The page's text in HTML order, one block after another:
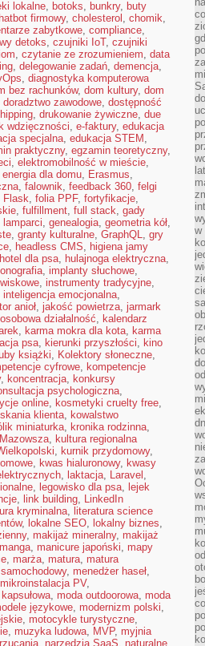
lokalne, botoks, bunkry, buty
firmowy, cholesterol , chomik,
zabytkowe, compliance,
detoks, czujniki IoT, czujniki
, czytanie ze zrozumieniem, data
, delegowanie zadań, demencja,
, diagnostyka komputerowa
bez rachunków, dom kultury, dom
doradztwo zawodowe, dostępność
, drukowanie żywiczne, due
wdzięczności, e-faktury, edukacja
specjalna, edukacja STEM ,
praktyczny, egzamin teoretyczny,
, elektromobilność w mieście,
energia dla domu, Erasmus,
, falownik, feedback 360, felgi
Flask, folia PPF, fortyfikacje,
, fulfillment, full stack, gady
lamparci, genealogia, geometria kół,
, granty kulturalne, GraphQL, gry
, headless CMS, higiena jamy
hotel dla psa, hulajnoga elektryczna,
, implanty słuchowe,
, instrumenty tradycyjne,
inteligencja emocjonalna,
anioł, jakość powietrza, jarmark
działalność, kalendarz
, karma mokra dla kota, karma
psa, kierunki przyszłości, kino
książki, Kolektory słoneczne,
cyfrowe, kompetencje
, koncentracja, konkursy
psychologiczna,
online, kosmetyki cruelty free,
klienta, kowalstwo
miniaturka, kronika rodzinna,
, kultura regionalna
, kurnik przydomowy,
, kwas hialuronowy, kwasy
, laktacja, Laravel ,
, legowisko dla psa, lejek
, link building, LinkedIn
kryminalna, literatura science
, lokalne SEO, lokalny biznes,
, makijaż mineralny, makijaż
manga, manicure japoński, mapy
, marża, matura, matura
, menedżer haseł,
mikroinstalacja PV,
, moda outdoorowa, moda
językowe, modernizm polski,
, motocykle turystyczne,
, muzyka ludowa, MVP, myjnia
, narzędzia SaaS, naturalne
w